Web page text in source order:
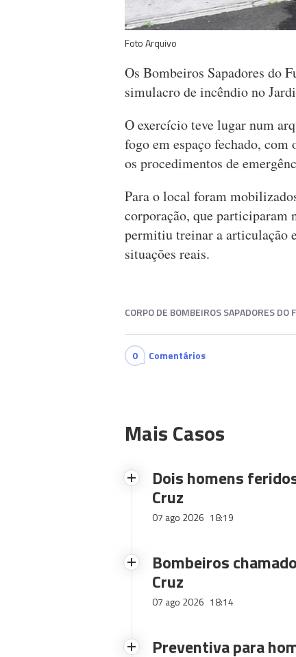
Foto Arquivo
Os Bombeiros Sapadores do
simulacro de incêndio no
O exercício teve lugar num
fogo em espaço fechado, com
os procedimentos de
Para o local foram
corporação, que
permitiu treinar a articulação
situações reais.
CORPO DE BOMBEIROS SAPADORES DO
0 Comentários
Mais Casos
Dois homens
Cruz
07 ago 2026 18:19
Bombeiros
Cruz
07 ago 2026 18:14
Preventiva para